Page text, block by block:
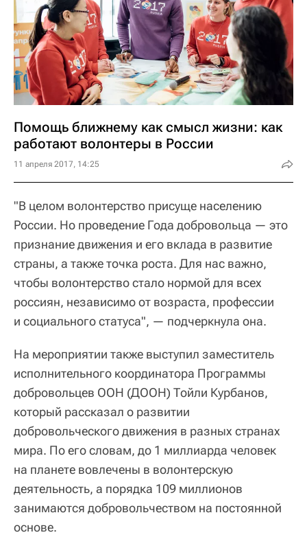
Помощь ближнему как смысл жизни: как
работают волонтеры в России
11 апреля 2017, 14:25
"В целом волонтерство присуще населению
России. Но проведение Года добровольца — это
признание движения и его вклада в развитие
страны, а также точка роста. Для нас важно,
чтобы волонтерство стало нормой для всех
россиян, независимо от возраста, профессии
и социального статуса", — подчеркнула она.
На мероприятии также выступил заместитель
исполнительного координатора Программы
добровольцев ООН (ДООН) Тойли Курбанов,
который рассказал о развитии
добровольческого движения в разных странах
мира. По его словам, до 1 миллиарда человек
на планете вовлечены в волонтерскую
деятельность, а порядка 109 миллионов
занимаются добровольчеством на постоянной
основе.